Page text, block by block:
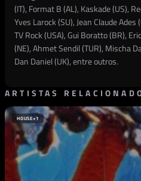
(IT), Format B (AL), Kaskade (US),
Yves Larock (SU), Jean Claude Ades
TV Rock (USA), Gui Boratto (BR),
(NE), Ahmet Sendil (TUR), Mischa
Dan Daniel (UK), entre outros.
ARTISTAS
HOUSE+1